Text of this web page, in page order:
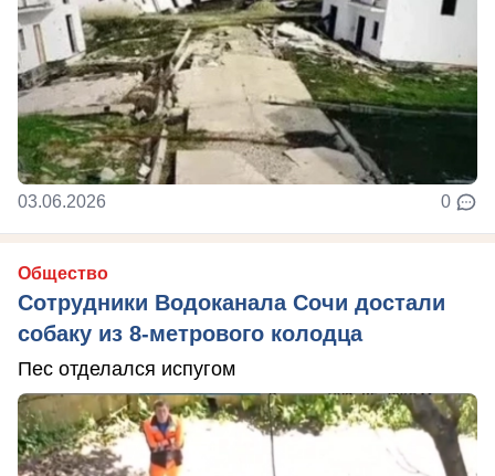
03.06.2026 0
Общество
Сотрудники Водоканала Сочи достали
собаку из 8-метрового колодца
Пес отделался испугом